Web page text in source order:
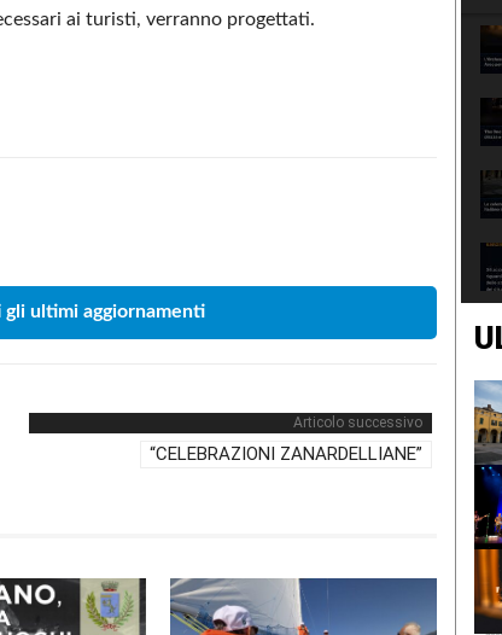
ai turisti, verranno progettati.
gli ultimi aggiornamenti
Articolo successivo
“CELEBRAZIONI ZANARDELLIANE”